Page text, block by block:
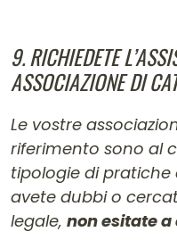
9. RICHIEDETE
ASSOCIAZIONE DI
Le vostre
riferimento sono al
tipologie di
avete dubbi o
legale, non esitate